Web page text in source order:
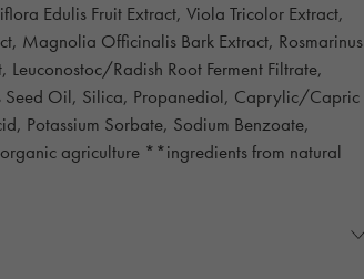
Edulis Fruit Extract, Viola Tricolor Extract,
Magnolia Officinalis Bark Extract, Rosmarinus
Radish Root Ferment Filtrate,
Seed Oil, Silica, Propanediol, Caprylic/Capric
Potassium Sorbate, Sodium Benzoate,
agriculture **ingredients from natural